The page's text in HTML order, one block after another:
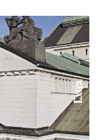
Extra